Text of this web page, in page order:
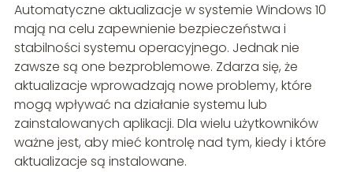
Automatyczne aktualizacje w systemie Windows 10
mają na celu zapewnienie bezpieczeństwa i
stabilności systemu operacyjnego. Jednak nie
zawsze są one bezproblemowe. Zdarza się, że
aktualizacje wprowadzają nowe problemy, które
mogą wpływać na działanie systemu lub
zainstalowanych aplikacji. Dla wielu użytkowników
ważne jest, aby mieć kontrolę nad tym, kiedy i które
aktualizacje są instalowane.